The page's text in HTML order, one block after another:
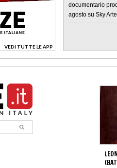
VEDI TUTTE LE APP
>
documentario
agosto su Sky Arte